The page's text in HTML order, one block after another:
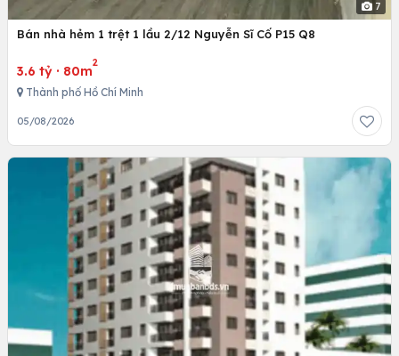
7
Bán nhà hẻm 1 trệt 1 lầu 2/12 Nguyễn Sĩ Cố P15 Q8
3.6 tỷ · 80m
2
Thành phố Hồ Chí Minh
05/08/2026